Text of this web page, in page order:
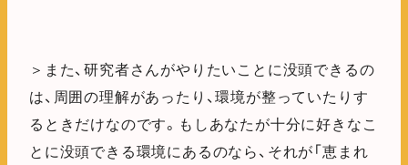
＞また、研究者さんがやりたいことに没頭できるの
は、周囲の理解があったり、環境が整っていたりす
るときだけなのです。もしあなたが十分に好きなこ
とに没頭できる環境にあるのなら、それが「恵まれ